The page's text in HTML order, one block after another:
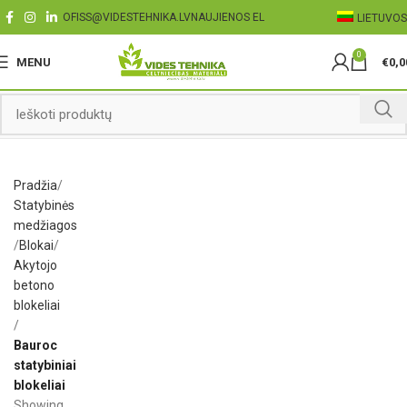
OFISS@VIDESTEHNIKA.LVNAUJIENOS EL LIETUVOS
MENU
0
€
Pradžia
Statybinės
medžiagos
Blokai
Akytojo
betono
blokeliai
Bauroc
statybiniai
blokeliai